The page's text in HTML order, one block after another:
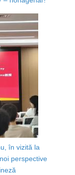
în vizită la
perspective